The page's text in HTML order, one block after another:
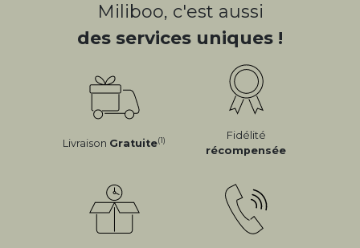
Miliboo, c'est aussi
des services uniques !
Livraison Gratuite(1)
Fidélité
récompensée